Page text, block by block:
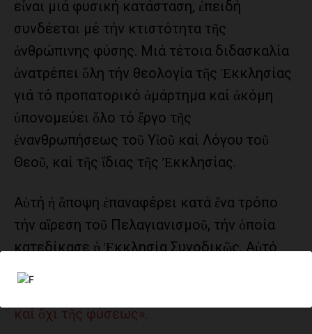
εἶναι μιά φυσική κατάσταση, ἐπειδή
συνδέεται μέ τήν κτιστότητα τῆς
ἀνθρώπινης φύσης. Μιά τέτοια διδασκαλία
ἀνατρέπει ὅλη τήν θεολογία τῆς Ἐκκλησίας
γιά τό προπατορικό ἁμάρτημα καί ἀκόμη
ὑπονομεύει ὅλο τό ἔργο τῆς
ἐνανθρωπήσεως τοῦ Υἱοῦ καί Λόγου τοῦ
Θεοῦ, καί τῆς ἴδιας τῆς Ἐκκλησίας.
Αὐτή ἡ ἄποψη ἐπαναφέρει κατά ἕνα τρόπο
τήν αἴρεση τοῦ Πελαγιανισμοῦ, τήν ὁποία
κατεδίκασε ἡ Ἐκκλησία Συνοδικῶς. Αὐτό
ἀναλύεται στό κείμενο πού ἀκολουθεῖ μέ
καί ὄχι τῆς φύσεως».